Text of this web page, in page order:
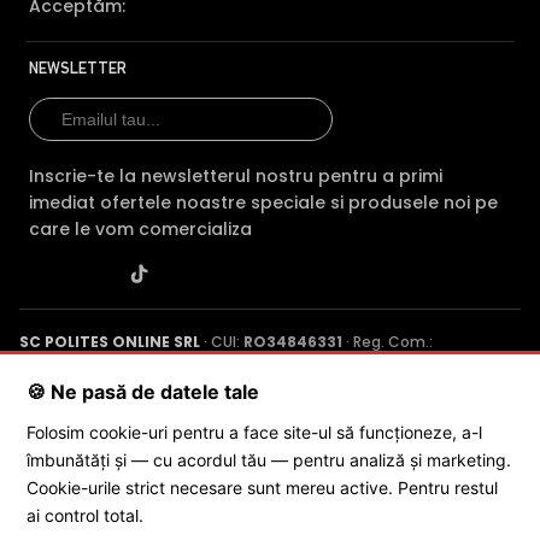
Caracteristica
produs)
Rezolutie
4 MP
Vedere
noaptea
IR 60m IR 60m
Garantie
24 luni 24 luni
Audio
—
Slot card SD
— Da
Comparatie detaliata:
HikVision DS-2CD2T63G2-2I28 vs
HikVision DS-2CD2T86G2ISUSLC →· HikVision DS-
2CD2T63G2-2I28 vs HikVision DS-2CD2T83G2-4LI-
Acceptăm:
NEWSLETTER
Inscrie-te la newsletterul nostru pentru a primi
imediat ofertele noastre speciale si produsele noi pe
care le vom comercializa
SC POLITES ONLINE SRL · CUI: RO34846331 · Reg. Com.:
Poenaru, Nr. 1, Craiova, Jud. Dolj ·
© 2026 SC POLITES ONLINE SRL
🍪 Ne pasă de datele tale
Folosim cookie-uri pentru a face site-ul să funcționeze, a-l
îmbunătăți și — cu acordul tău — pentru analiză și marketing.
Cookie-urile strict necesare sunt mereu active. Pentru restul
ai control total.